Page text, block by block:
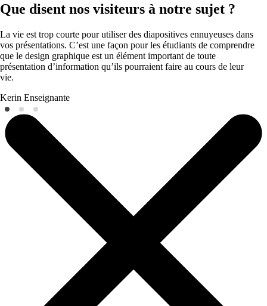
Que disent nos visiteurs à notre sujet ?
La vie est trop courte pour utiliser des diapositives ennuyeuses dans
vos présentations. C’est une façon pour les étudiants de comprendre
que le design graphique est un élément important de toute
présentation d’information qu’ils pourraient faire au cours de leur
vie.
Kerin Enseignante